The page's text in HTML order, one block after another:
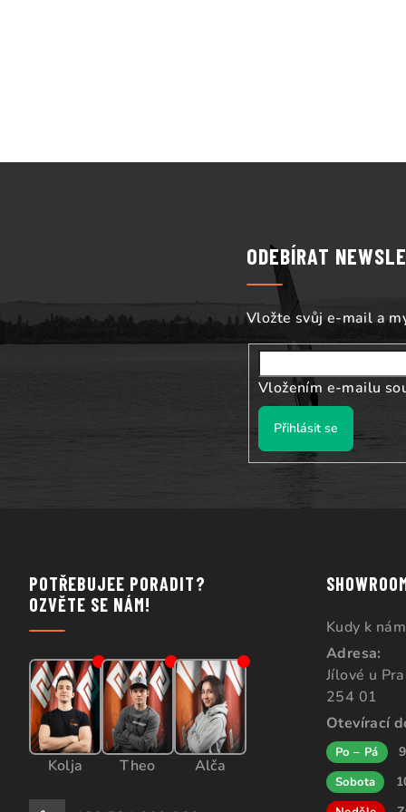
t
í
ODEBÍRAT
Vložte svůj e-mail a
Vložením e-mailu
Přihlásit se
POTŘEBUJEE PORADIT?
OZVĚTE SE NÁM!
Kolja Theo Alča
Kudy k
Adresa:
Jílové u
254 01
Otevírací
Po – Pá
Sobota